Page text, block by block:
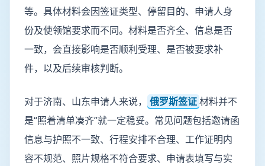
等。具体材料会因签证类型、停留目的、申请人身
份及使领馆要求而不同。材料是否齐全、信息是否
一致，会直接影响是否顺利受理、是否被要求补
件，以及后续审核判断。
对于济南、山东申请人来说， 俄罗斯签证材料并不
是“照着清单凑齐”就一定稳妥。常见问题包括邀请函
信息与护照不一致、行程安排不合理、工作证明内
容不规范、照片规格不符合要求、申请表填写与实